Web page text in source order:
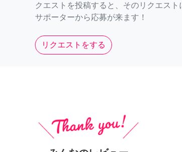
クエストを投稿すると、そのリクエスト
サポーターから応募が来ます！
リクエストをする